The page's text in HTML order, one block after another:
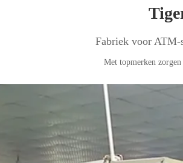
Fabriek voor ATM-
Met topmerken